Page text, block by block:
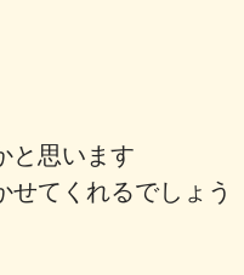
と思います
せてくれるでしょう